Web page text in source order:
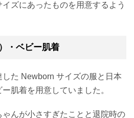
ズにあったものを用意するよう
・ベビー肌着
た Newborn サイズの服と日本
肌着を用意していました。
んが小さすぎたことと退院時の